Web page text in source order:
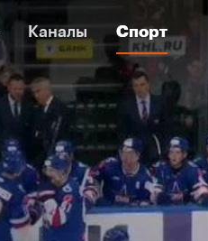
Каналы Спорт
Каналы Спорт